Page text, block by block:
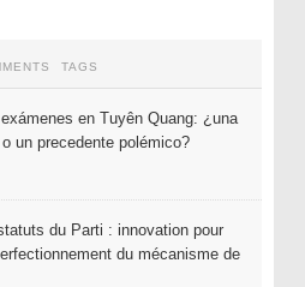
TAGS
en Tuyên Quang: ¿una
un precedente polémico?
du Parti : innovation pour
du mécanisme de